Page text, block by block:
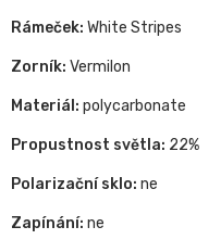
Rámeček: White Stripes
Zorník: Vermilon
Materiál: polycarbonate
Propustnost světla: 22%
Polarizační sklo: ne
Zapínání: ne